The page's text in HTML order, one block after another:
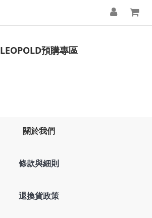
LEOPOLD預購專區
關於我們
條款與細則
退換貨政策